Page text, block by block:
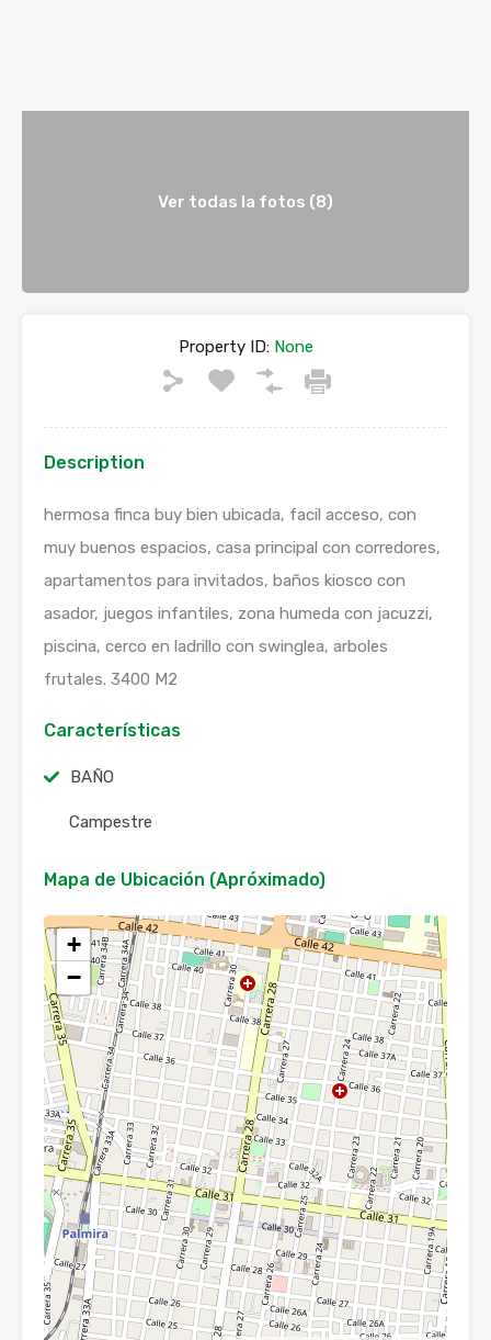
Ver todas la fotos (8)
Property ID:None
Description
hermosa finca buy bien ubicada, facil acceso, con
muy buenos espacios, casa principal con corredores,
apartamentos para invitados, baños kiosco con
asador, juegos infantiles, zona humeda con jacuzzi,
piscina, cerco en ladrillo con swinglea, arboles
frutales. 3400 M2
Características
BAÑO
Campestre
Mapa de Ubicación (Apróximado)
+
−